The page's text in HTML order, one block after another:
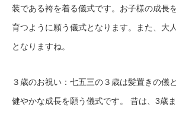
装である袴を着る儀式です。お子様の成長
育つように願う儀式となります。また、大
となりますね。
３歳のお祝い：七五三の３歳は髪置きの儀
健やかな成長を願う儀式です。 昔は、3歳